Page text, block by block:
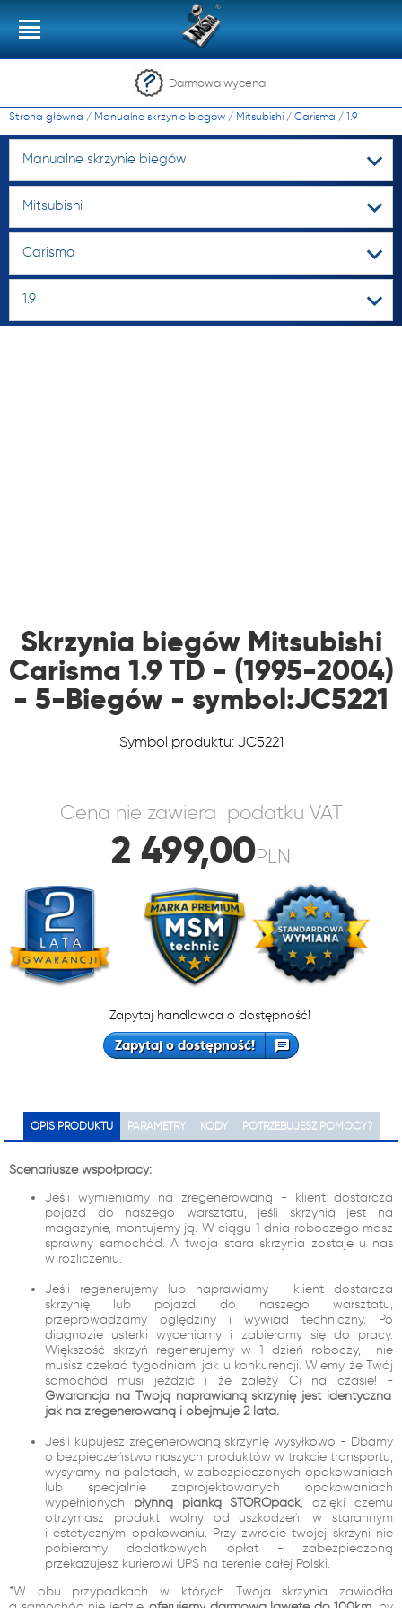
Darmowa wycena!
Strona główna / Manualne skrzynie biegów / Mitsubishi / Carisma / 1.9
Manualne skrzynie biegów
Mitsubishi
Carisma
1.9
Skrzynia biegów Mitsubishi
Carisma 1.9 TD - (1995-2004)
- 5-Biegów - symbol:JC5221
Symbol produktu: JC5221
Cena nie zawiera podatku VAT
2 499,00PLN
Zapytaj handlowca o dostępność!
Zapytaj o dostępność!
OPIS PRODUKTU PARAMETRY KODY POTRZEBUJESZ POMOCY?
Scenariusze współpracy:
Jeśli wymieniamy na zregenerowaną - klient dostarcza
pojazd do naszego warsztatu, jeśli skrzynia jest na
magazynie, montujemy ją. W ciągu 1 dnia roboczego masz
sprawny samochód. A twoja stara skrzynia zostaje u nas
w rozliczeniu.
Jeśli regenerujemy lub naprawiamy - klient dostarcza
skrzynię lub pojazd do naszego warsztatu,
przeprowadzamy oględziny i wywiad techniczny. Po
diagnozie usterki wyceniamy i zabieramy się do pracy.
Większość skrzyń regenerujemy w 1 dzień roboczy, nie
musisz czekać tygodniami jak u konkurencji. Wiemy że Twój
samochód musi jeździć i że zależy Ci na czasie! -
Gwarancja na Twoją naprawianą skrzynię jest identyczna
jak na zregenerowaną i obejmuje 2 lata.
Jeśli kupujesz zregenerowaną skrzynię wysyłkowo - Dbamy
o bezpieczeństwo naszych produktów w trakcie transportu,
wysyłamy na paletach, w zabezpieczonych opakowaniach
lub specjalnie zaprojektowanych opakowaniach
wypełnionych płynną pianką STOROpack, dzięki czemu
otrzymasz produkt wolny od uszkodzeń, w starannym
i estetycznym opakowaniu. Przy zwrocie twojej skrzyni nie
pobieramy dodatkowych opłat - zabezpieczoną
przekazujesz kurierowi UPS na terenie całej Polski.
*W obu przypadkach w których Twoja skrzynia zawiodła